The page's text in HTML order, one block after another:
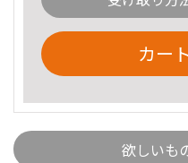
カー
欲しいも